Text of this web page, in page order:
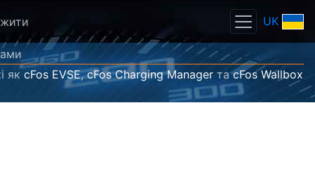
UK
як cFos EVSE,cFos Charging Manager таcFos Wallbox